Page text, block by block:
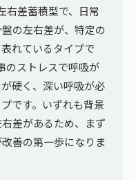
右差蓄積型で、日常
の左右差が、特定の
れているタイプで
のストレスで呼吸が
硬く、深い呼吸が必
です。いずれも背景
差があるため、まず
善の第一歩になりま